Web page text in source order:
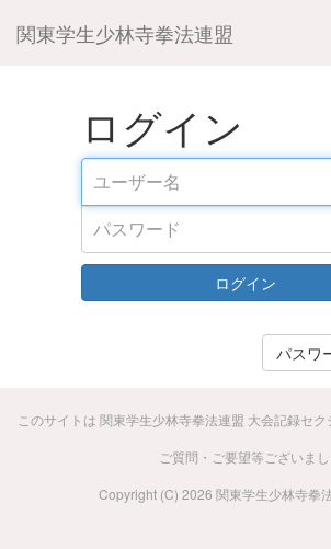
関東学生少林寺拳法連盟
ログイン
ログイン
パスワ
このサイトは 関東学生少林寺拳法連盟 大会記録セ
ご質問・ご要望等ございま
Copyright (C) 2026 関東学生少林寺拳